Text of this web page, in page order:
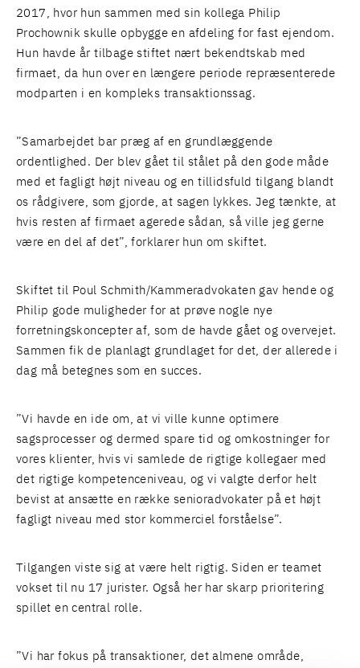
2017, hvor hun sammen med sin kollega Philip
Prochownik skulle opbygge en afdeling for fast ejendom.
Hun havde år tilbage stiftet nært bekendtskab med
firmaet, da hun over en længere periode repræsenterede
modparten i en kompleks transaktionssag.
”Samarbejdet bar præg af en grundlæggende
ordentlighed. Der blev gået til stålet på den gode måde
med et fagligt højt niveau og en tillidsfuld tilgang blandt
os rådgivere, som gjorde, at sagen lykkes. Jeg tænkte, at
hvis resten af firmaet agerede sådan, så ville jeg gerne
være en del af det”, forklarer hun om skiftet.
Skiftet til Poul Schmith/Kammeradvokaten gav hende og
Philip gode muligheder for at prøve nogle nye
forretningskoncepter af, som de havde gået og overvejet.
Sammen fik de planlagt grundlaget for det, der allerede i
dag må betegnes som en succes.
”Vi havde en ide om, at vi ville kunne optimere
sagsprocesser og dermed spare tid og omkostninger for
vores klienter, hvis vi samlede de rigtige kollegaer med
det rigtige kompetenceniveau, og vi valgte derfor helt
bevist at ansætte en række senioradvokater på et højt
fagligt niveau med stor kommerciel forståelse”.
Tilgangen viste sig at være helt rigtig. Siden er teamet
vokset til nu 17 jurister. Også her har skarp prioritering
spillet en central rolle.
”Vi har fokus på transaktioner, det almene område,